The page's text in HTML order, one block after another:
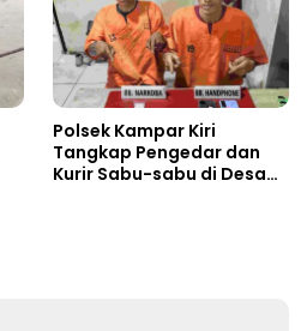
Polsek Kampar Kiri
Tangkap Pengedar dan
Kurir Sabu-sabu di Desa